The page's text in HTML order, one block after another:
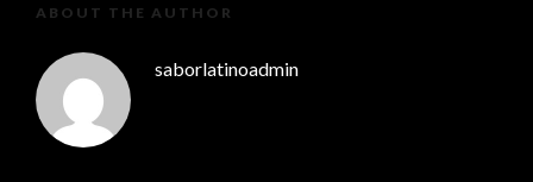
ABOUT THE AUTHOR
saborlatinoadmin